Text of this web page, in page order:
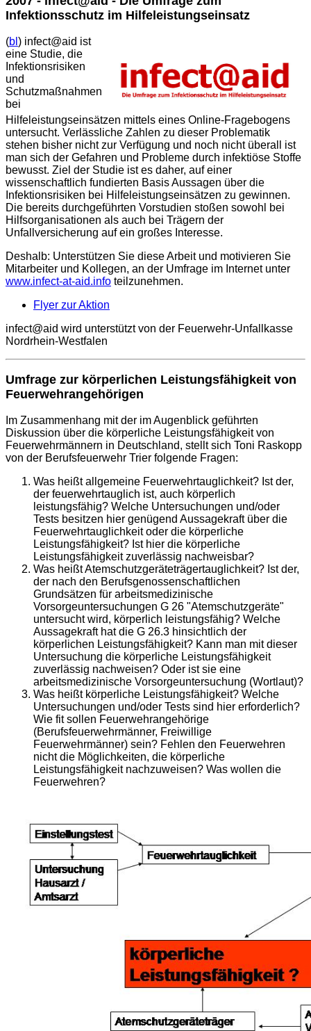
Infektionsschutz im Hilfeleistungseinsatz
(bl ) infect@aid ist
eine Studie, die
Infektionsrisiken
und
Schutzmaßnahmen
bei
Hilfeleistungseinsätzen mittels eines Online-Fragebogens
untersucht. Verlässliche Zahlen zu dieser Problematik
stehen bisher nicht zur Verfügung und noch nicht überall ist
man sich der Gefahren und Probleme durch infektiöse Stoffe
bewusst. Ziel der Studie ist es daher, auf einer
wissenschaftlich fundierten Basis Aussagen über die
Infektionsrisiken bei Hilfeleistungseinsätzen zu gewinnen.
Die bereits durchgeführten Vorstudien stoßen sowohl bei
Hilfsorganisationen als auch bei Trägern der
Unfallversicherung auf ein großes Interesse.
Deshalb: Unterstützen Sie diese Arbeit und motivieren Sie
Mitarbeiter und Kollegen, an der Umfrage im Internet unter
www.infect-at-aid.info teilzunehmen.
Flyer zur Aktion
infect@aid wird unterstützt von der Feuerwehr-Unfallkasse
Nordrhein-Westfalen
Umfrage zur körperlichen Leistungsfähigkeit von
Feuerwehrangehörigen
Im Zusammenhang mit der im Augenblick geführten
Diskussion über die körperliche Leistungsfähigkeit von
Feuerwehrmännern in Deutschland, stellt sich Toni Raskopp
von der Berufsfeuerwehr Trier folgende Fragen:
Was heißt allgemeine Feuerwehrtauglichkeit? Ist der,
der feuerwehrtauglich ist, auch körperlich
leistungsfähig? Welche Untersuchungen und/oder
Tests besitzen hier genügend Aussagekraft über die
Feuerwehrtauglichkeit oder die körperliche
Leistungsfähigkeit? Ist hier die körperliche
Leistungsfähigkeit zuverlässig nachweisbar?
Was heißt Atemschutzgeräteträgertauglichkeit? Ist der,
der nach den Berufsgenossenschaftlichen
Grundsätzen für arbeitsmedizinische
Vorsorgeuntersuchungen G 26 "Atemschutzgeräte"
untersucht wird, körperlich leistungsfähig? Welche
Aussagekraft hat die G 26.3 hinsichtlich der
körperlichen Leistungsfähigkeit? Kann man mit dieser
Untersuchung die körperliche Leistungsfähigkeit
zuverlässig nachweisen? Oder ist sie eine
arbeitsmedizinische Vorsorgeuntersuchung (Wortlaut)?
Was heißt körperliche Leistungsfähigkeit? Welche
Untersuchungen und/oder Tests sind hier erforderlich?
Wie fit sollen Feuerwehrangehörige
(Berufsfeuerwehrmänner, Freiwillige
Feuerwehrmänner) sein? Fehlen den Feuerwehren
nicht die Möglichkeiten, die körperliche
Leistungsfähigkeit nachzuweisen? Was wollen die
Feuerwehren?